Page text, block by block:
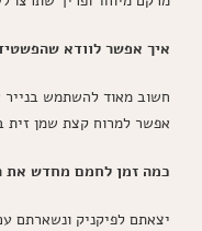
איך אפשר לוודא
חשוב מאוד להשתמש בנייר
אפשר למרוח קצת שמן זית
כמה זמן לחמם מחדש את